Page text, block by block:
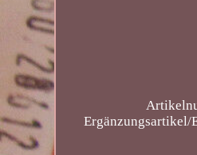
Ergänzungsartikel/